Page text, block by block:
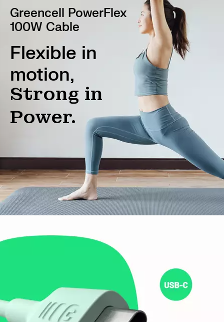
Greencell PowerFlex
100W Cable
Flexible in
motion,
Strong in
Power.